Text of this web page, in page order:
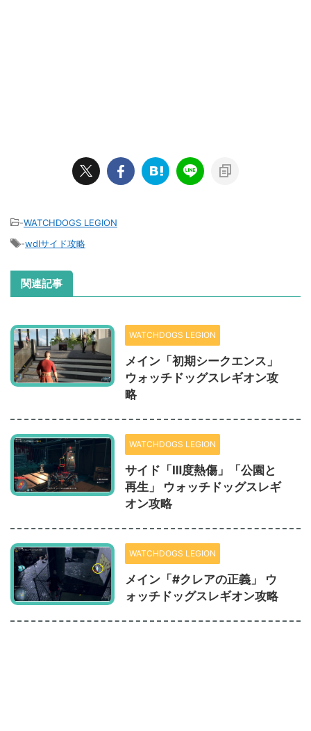
-WATCHDOGS LEGION
-wdlサイド攻略
関連記事
WATCHDOGS LEGION
メイン「初期シークエンス」
ウォッチドッグスレギオン攻
略
WATCHDOGS LEGION
サイド「Ⅲ度熱傷」「公園と
再生」 ウォッチドッグスレギ
オン攻略
WATCHDOGS LEGION
メイン「#クレアの正義」 ウ
ォッチドッグスレギオン攻略